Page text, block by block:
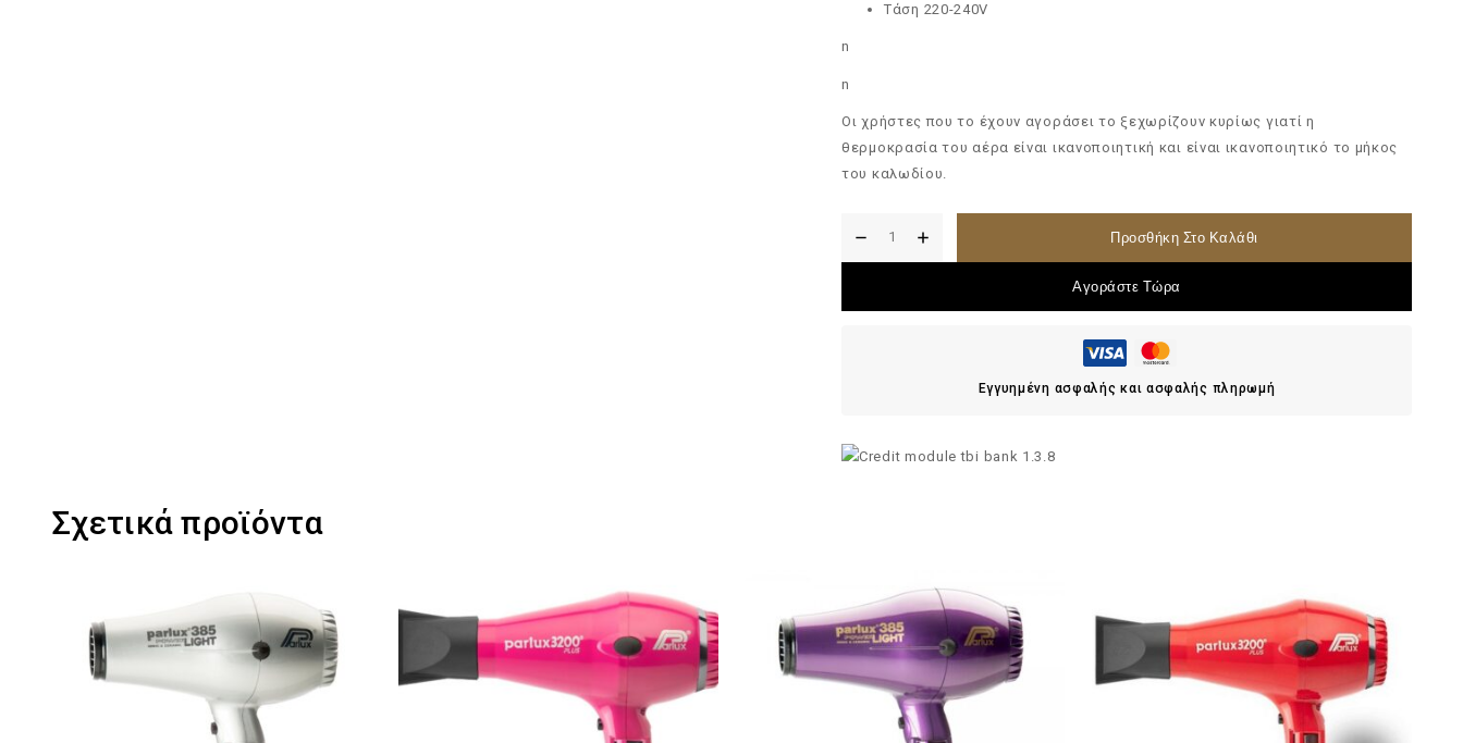
Τάση 220-240V
n
n
Οι χρήστες που το έχουν αγοράσει το ξεχωρίζουν κυρίως γιατί η
θερμοκρασία του αέρα είναι ικανοποιητική και είναι ικανοποιητικό το μήκος
του καλωδίου.
Προσθήκη Στο Καλάθι
Αγοράστε Τώρα
Εγγυημένη ασφαλής και ασφαλής πληρωμή
Σχετικά προϊόντα